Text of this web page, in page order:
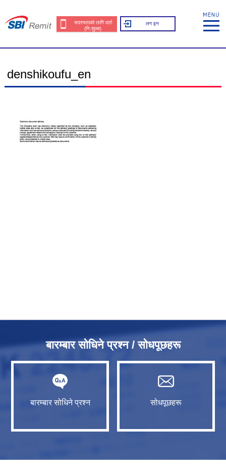
सदस्यताको लागि दर्ता
(नि:शुल्क)
लग इन
denshikoufu_en
बारम्बार सोधिने प्रश्न / सोधपूछहरू
बारम्बार सोधिने प्रश्न सोधपूछहरू